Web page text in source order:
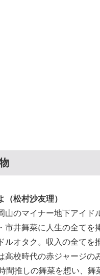
（松村沙友理）
山のマイナー地下アイド
市井舞菜に人生の全てを
ルオタク。収入の全てを
高校時代の赤ジャージの
間推しの舞菜を想い、舞